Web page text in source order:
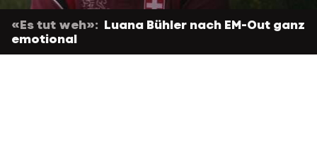
«Es tut weh»: Luana Bühler nach EM-Out ganz
emotional